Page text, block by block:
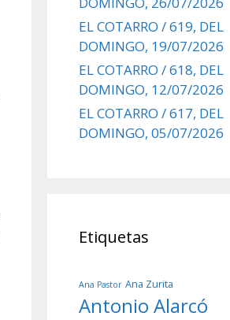
EL COTARRO / 619, DEL
DOMINGO, 19/07/2026
EL COTARRO / 618, DEL
DOMINGO, 12/07/2026
EL COTARRO / 617, DEL
DOMINGO, 05/07/2026
Etiquetas
Ana Pastor Ana Zurita
Antonio Alarcó